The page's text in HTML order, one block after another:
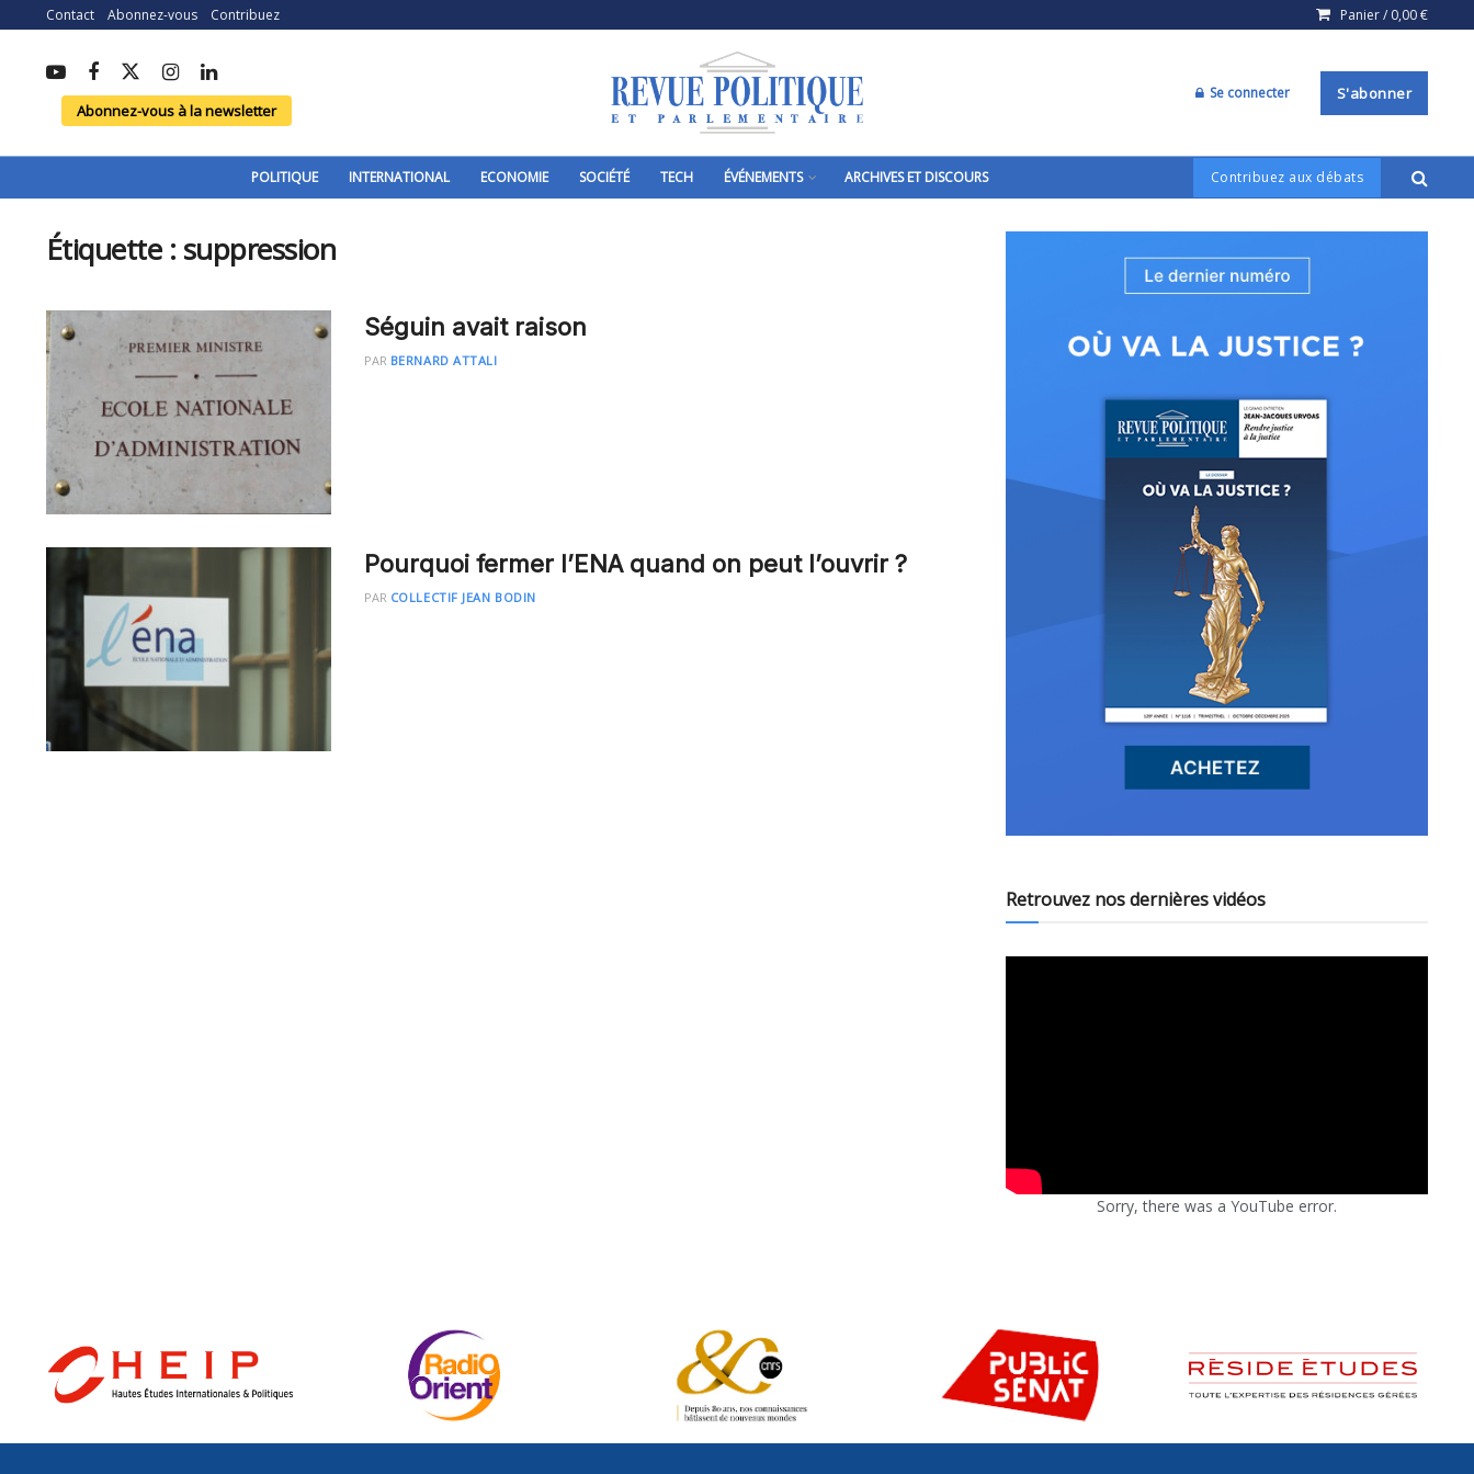
Contact Abonnez-vous Contribuez Panier / 0,00€
Abonnez-vous à la newsletter
Se connecter S'abonner
POLITIQUE INTERNATIONAL ECONOMIE SOCIÉTÉ TECH ÉVÉNEMENTS ARCHIVES ET DISCOURS Contribuez aux débats
Étiquette : suppression
Séguin avait raison
PAR BERNARD ATTALI
Pourquoi fermer l’ENA quand on peut l’ouvrir ?
PAR COLLECTIF JEAN BODIN
Retrouvez nos dernières vidéos
Sorry, there was a YouTube error.